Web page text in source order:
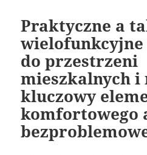
Praktyczne a
wielofunkcyjne
do przestrzeni
mieszkalnych i
kluczowy
komfortowego